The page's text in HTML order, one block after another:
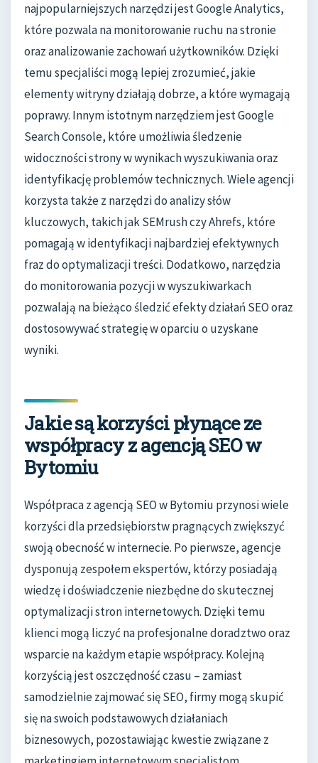
najpopularniejszych narzędzi jest Google Analytics,
które pozwala na monitorowanie ruchu na stronie
oraz analizowanie zachowań użytkowników. Dzięki
temu specjaliści mogą lepiej zrozumieć, jakie
elementy witryny działają dobrze, a które wymagają
poprawy. Innym istotnym narzędziem jest Google
Search Console, które umożliwia śledzenie
widoczności strony w wynikach wyszukiwania oraz
identyfikację problemów technicznych. Wiele agencji
korzysta także z narzędzi do analizy słów
kluczowych, takich jak SEMrush czy Ahrefs, które
pomagają w identyfikacji najbardziej efektywnych
fraz do optymalizacji treści. Dodatkowo, narzędzia
do monitorowania pozycji w wyszukiwarkach
pozwalają na bieżąco śledzić efekty działań SEO oraz
dostosowywać strategię w oparciu o uzyskane
wyniki.
Jakie są korzyści płynące ze
współpracy z agencją SEO w
Bytomiu
Współpraca z agencją SEO w Bytomiu przynosi wiele
korzyści dla przedsiębiorstw pragnących zwiększyć
swoją obecność w internecie. Po pierwsze, agencje
dysponują zespołem ekspertów, którzy posiadają
wiedzę i doświadczenie niezbędne do skutecznej
optymalizacji stron internetowych. Dzięki temu
klienci mogą liczyć na profesjonalne doradztwo oraz
wsparcie na każdym etapie współpracy. Kolejną
korzyścią jest oszczędność czasu – zamiast
samodzielnie zajmować się SEO, firmy mogą skupić
się na swoich podstawowych działaniach
biznesowych, pozostawiając kwestie związane z